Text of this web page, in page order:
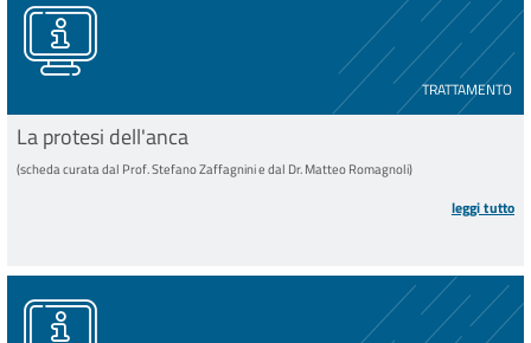
TRATTAMENTO
La protesi dell'anca
(scheda curata dal Prof. Stefano Zaffagnini e dal Dr. Matteo Romagnoli)
leggi tutto